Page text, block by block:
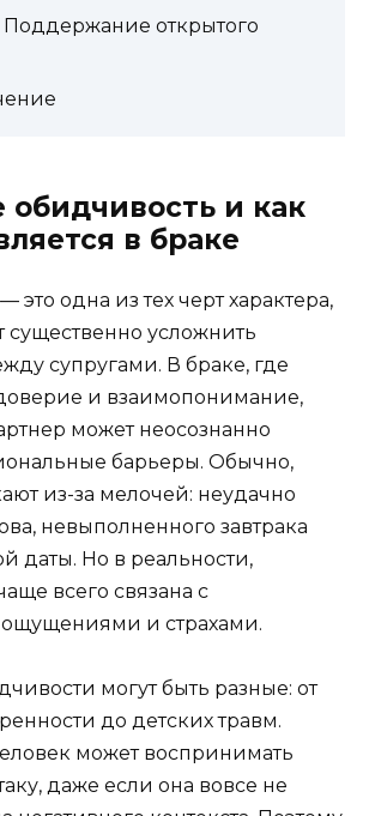
Поддержание открытого
обидчивость и как
в браке
это одна из тех черт характера,
существенно усложнить
супругами. В браке, где
и взаимопонимание,
может неосознанно
барьеры. Обычно,
из-за мелочей: неудачно
невыполненного завтрака
даты. Но в реальности,
всего связана с
и страхами.
могут быть разные: от
до детских травм.
может воспринимать
даже если она вовсе не